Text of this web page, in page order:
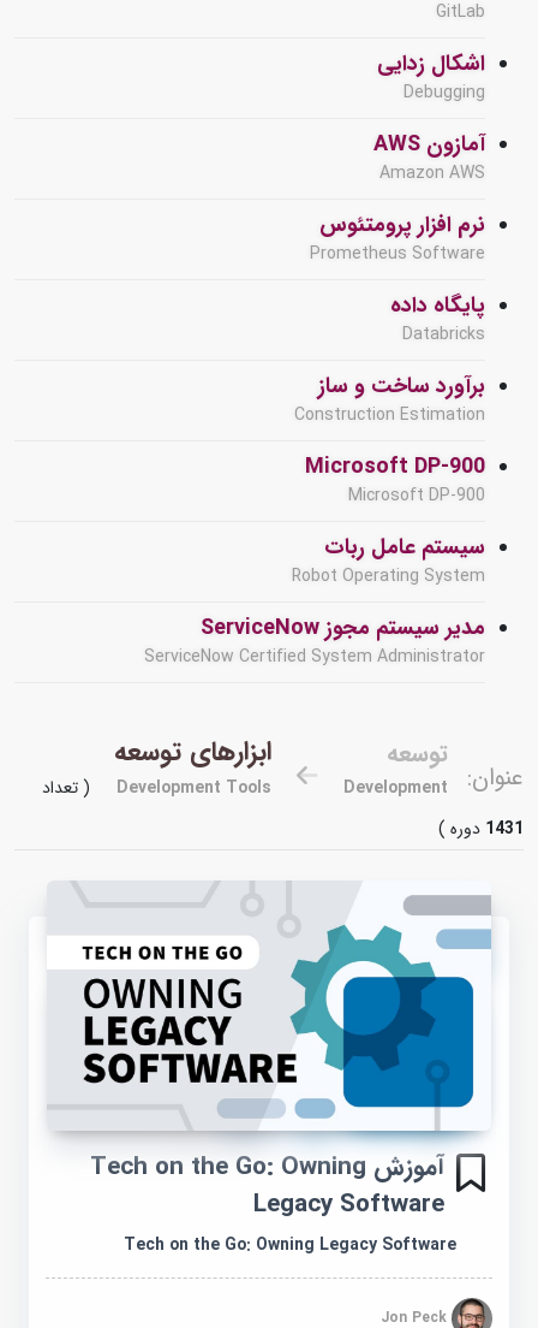
GitLab
اشکال زدایی
Debugging
آمازون AWS
Amazon AWS
نرم افزار پرومتئوس
Prometheus Software
پایگاه داده
Databricks
برآورد ساخت و ساز
Construction Estimation
Microsoft DP-900
Microsoft DP-900
سیستم عامل ربات
Robot Operating System
مدیر سیستم مجوز ServiceNow
ServiceNow Certified System Administrator
عنوان:
توسعه
Development
ابزارهای توسعه
Development Tools
( تعداد
1431 دوره )
آموزش Tech on the Go: Owning
Legacy Software
Tech on the Go: Owning Legacy Software
Jon Peck